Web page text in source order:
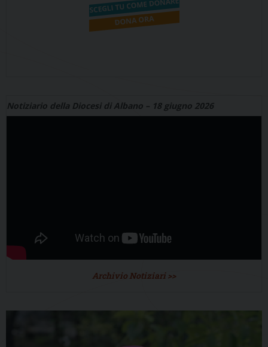
Notiziario della Diocesi di Albano – 18 giugno 2026
Archivio Notiziari >>